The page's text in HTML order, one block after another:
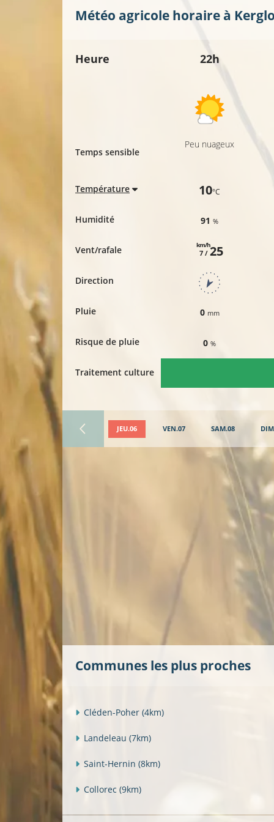
Météo agricole horaire à
Heure
Temps sensible
Température
Humidité
Vent/rafale
Direction
Pluie
Risque de pluie
Traitement culture
22h
Peu nuageux
10°C
91%
7 /
km/h25
0 mm
0%
JEU.06 VEN.07 SAM.08
Communes les plus proches
Cléden-Poher (4km)
Landeleau (7km)
Saint-Hernin (8km)
Collorec (9km)